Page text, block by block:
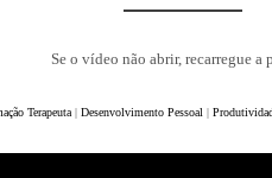
Se o vídeo não abrir, recarregue a
Terapeuta| Desenvolvimento Pessoal |